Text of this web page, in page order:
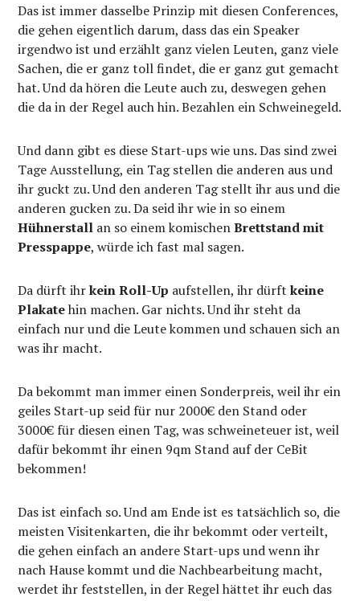
Das ist immer dasselbe Prinzip mit diesen Conferences,
die gehen eigentlich darum, dass das ein Speaker
irgendwo ist und erzählt ganz vielen Leuten, ganz viele
Sachen, die er ganz toll findet, die er ganz gut gemacht
hat. Und da hören die Leute auch zu, deswegen gehen
die da in der Regel auch hin. Bezahlen ein Schweinegeld.
Und dann gibt es diese Start-ups wie uns. Das sind zwei
Tage Ausstellung, ein Tag stellen die anderen aus und
ihr guckt zu. Und den anderen Tag stellt ihr aus und die
anderen gucken zu. Da seid ihr wie in so einem
Hühnerstall an so einem komischenBrettstand mit
Presspappe, würde ich fast mal sagen.
Da dürft ihrkein Roll-Up aufstellen, ihr dürftkeine
Plakatehin machen. Gar nichts. Und ihr steht da
einfach nur und die Leute kommen und schauen sich an
was ihr macht.
Da bekommt man immer einen Sonderpreis, weil ihr ein
geiles Start-up seid für nur 2000€ den Stand oder
3000€ für diesen einen Tag, was schweineteuer ist, weil
dafür bekommt ihr einen 9qm Stand auf der CeBit
bekommen!
Das ist einfach so. Und am Ende ist es tatsächlich so, die
meisten Visitenkarten, die ihr bekommt oder verteilt,
die gehen einfach an andere Start-ups und wenn ihr
nach Hause kommt und die Nachbearbeitung macht,
werdet ihr feststellen, in der Regel hättet ihr euch das